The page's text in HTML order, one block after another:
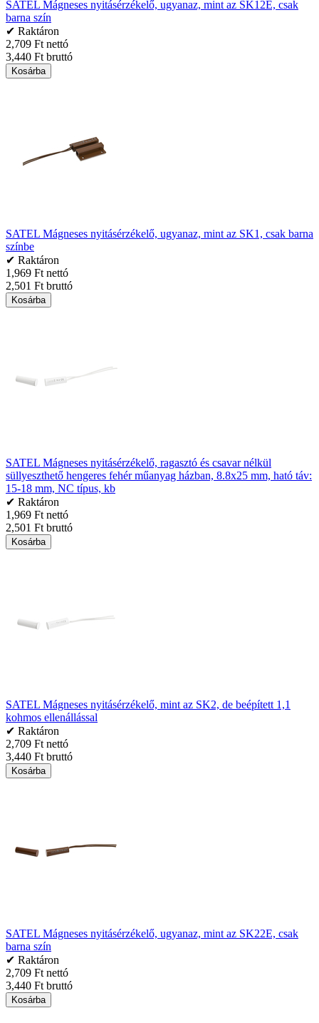
SATEL Mágneses nyitásérzékelő, ugyanaz, mint az SK12E, csak
barna szín
✔ Raktáron
2,709 Ft nettó
3,440 Ft bruttó
Kosárba
SATEL Mágneses nyitásérzékelő, ugyanaz, mint az SK1, csak barna
színbe
✔ Raktáron
1,969 Ft nettó
2,501 Ft bruttó
Kosárba
SATEL Mágneses nyitásérzékelő, ragasztó és csavar nélkül
süllyeszthető hengeres fehér műanyag házban, 8.8x25 mm, ható táv:
15-18 mm, NC típus, kb
✔ Raktáron
1,969 Ft nettó
2,501 Ft bruttó
Kosárba
SATEL Mágneses nyitásérzékelő, mint az SK2, de beépített 1,1
kohmos ellenállással
✔ Raktáron
2,709 Ft nettó
3,440 Ft bruttó
Kosárba
SATEL Mágneses nyitásérzékelő, ugyanaz, mint az SK22E, csak
barna szín
✔ Raktáron
2,709 Ft nettó
3,440 Ft bruttó
Kosárba